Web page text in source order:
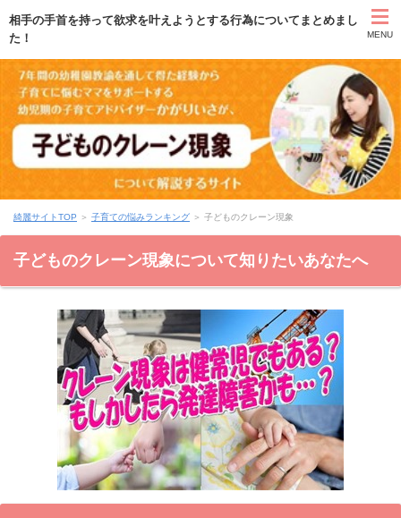
相手の手首を持って欲求を叶えようとする行為についてまとめまし
た！
MENU
TOP
無料 綺麗ママ育成講座
無料 幼児期の子育て講座
無料・有料相談
運営者情報
綺麗サイトTOP ＞ 子育ての悩みランキング ＞ 子どものクレーン現象
子どものクレーン現象について知りたいあなたへ